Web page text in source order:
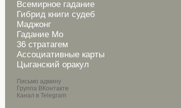
Всемирное гадание
Гибрид книги судеб
Маджонг
Гадание Мо
36 стратагем
Ассоциативные карты
Цыганский оракул
Письмо админу
Группа ВКонтакте
Канал в Telegram